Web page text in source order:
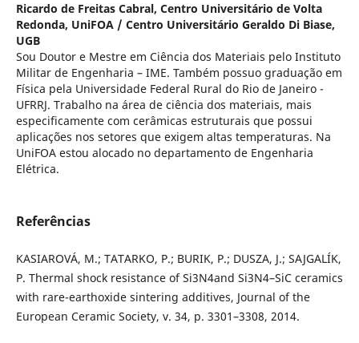
Ricardo de Freitas Cabral, Centro Universitário de Volta
Redonda, UniFOA / Centro Universitário Geraldo Di Biase,
UGB
Sou Doutor e Mestre em Ciência dos Materiais pelo Instituto
Militar de Engenharia – IME. Também possuo graduação em
Física pela Universidade Federal Rural do Rio de Janeiro -
UFRRJ. Trabalho na área de ciência dos materiais, mais
especificamente com cerâmicas estruturais que possui
aplicações nos setores que exigem altas temperaturas. Na
UniFOA estou alocado no departamento de Engenharia
Elétrica.
Referências
KASIAROVÁ, M.; TATARKO, P.; BURIK, P.; DUSZA, J.; SAJGALÍK,
P. Thermal shock resistance of Si3N4and Si3N4–SiC ceramics
with rare-earthoxide sintering additives, Journal of the
European Ceramic Society, v. 34, p. 3301–3308, 2014.